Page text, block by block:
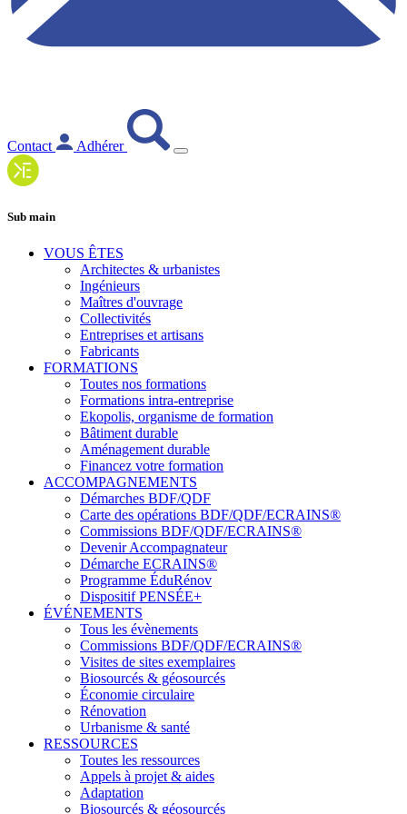
Contact Adhérer
Sub main
VOUS ÊTES
Architectes & urbanistes
Ingénieurs
Maîtres d'ouvrage
Collectivités
Entreprises et artisans
Fabricants
FORMATIONS
Toutes nos formations
Formations intra-entreprise
Ekopolis, organisme de formation
Bâtiment durable
Aménagement durable
Financez votre formation
ACCOMPAGNEMENTS
Démarches BDF/QDF
Carte des opérations BDF/QDF/ECRAINS®
Commissions BDF/QDF/ECRAINS®
Devenir Accompagnateur
Démarche ECRAINS®
Programme ÉduRénov
Dispositif PENSÉE+
ÉVÉNEMENTS
Tous les évènements
Commissions BDF/QDF/ECRAINS®
Visites de sites exemplaires
Biosourcés & géosourcés
Économie circulaire
Rénovation
Urbanisme & santé
RESSOURCES
Toutes les ressources
Appels à projet & aides
Adaptation
Biosourcés & géosourcés